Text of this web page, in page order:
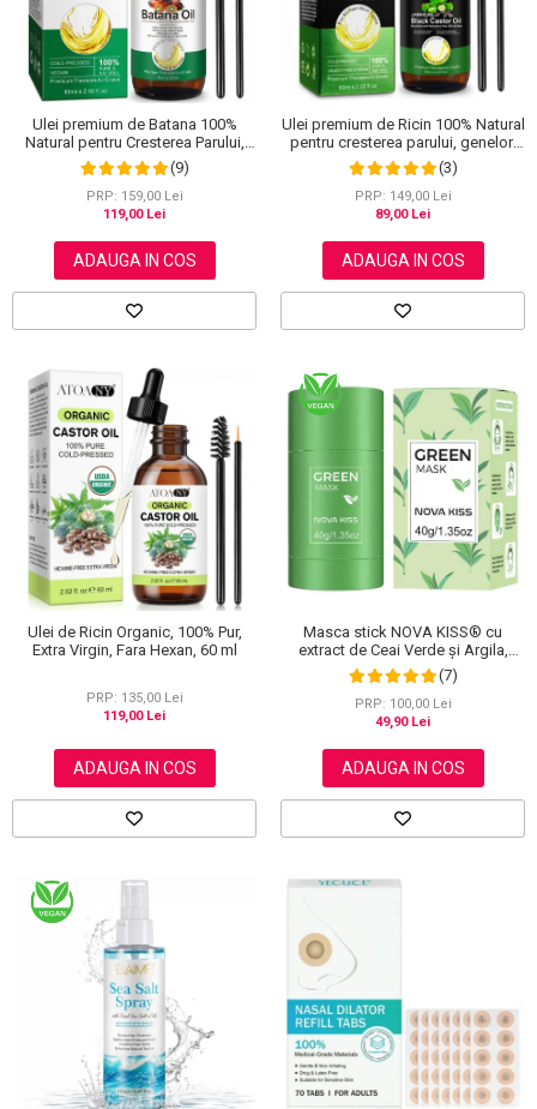
Ulei premium de Batana 100%
Natural pentru Cresterea Parului,
Tratarea scalpului, Ingrijirea Tenului,
Genelor si Sprancenelor, Aliver 60
ml
(9)
PRP: 159,00 Lei
119,00 Lei
ADAUGA IN COS
Ulei premium de Ricin 100% Natural
pentru cresterea parului, genelor,
sprancenelor si unghiilor, Aliver 60
ml
(3)
PRP: 149,00 Lei
89,00 Lei
ADAUGA IN COS
Ulei de Ricin Organic, 100% Pur,
Extra Virgin, Fara Hexan, 60 ml
PRP: 135,00 Lei
119,00 Lei
ADAUGA IN COS
Masca stick NOVA KISS® cu
extract de Ceai Verde și Argila,
impotriva Acneei, Excesului de
Sebum, Anti Puncte Negre, 40 g
(7)
PRP: 100,00 Lei
49,90 Lei
ADAUGA IN COS